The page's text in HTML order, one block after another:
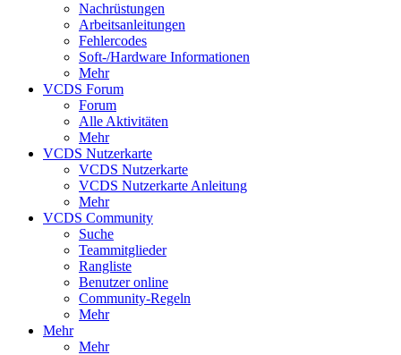
Nachrüstungen
Arbeitsanleitungen
Fehlercodes
Soft-/Hardware Informationen
Mehr
VCDS Forum
Forum
Alle Aktivitäten
Mehr
VCDS Nutzerkarte
VCDS Nutzerkarte
VCDS Nutzerkarte Anleitung
Mehr
VCDS Community
Suche
Teammitglieder
Rangliste
Benutzer online
Community-Regeln
Mehr
Mehr
Mehr